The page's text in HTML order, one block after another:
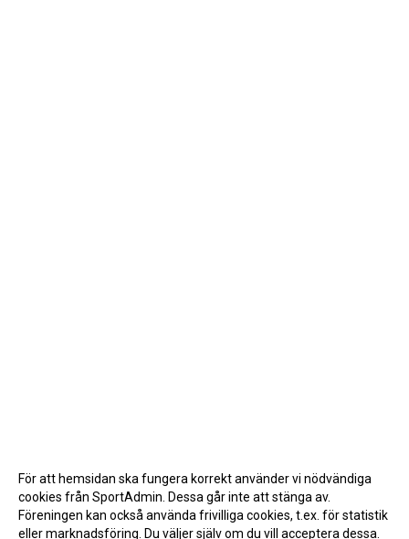
För att hemsidan ska fungera korrekt använder vi nödvändiga
cookies från SportAdmin. Dessa går inte att stänga av.
Föreningen kan också använda frivilliga cookies, t.ex. för statistik
eller marknadsföring. Du väljer själv om du vill acceptera dessa.